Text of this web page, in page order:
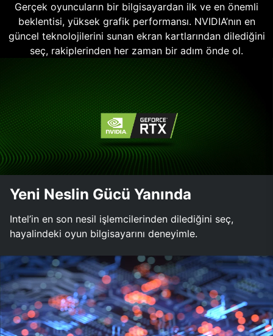
Gerçek oyuncuların bir bilgisayardan ilk ve en önemli
beklentisi, yüksek grafik performansı. NVIDIA’nın en
güncel teknolojilerini sunan ekran kartlarından dilediğini
seç, rakiplerinden her zaman bir adım önde ol.
Yeni Neslin Gücü Yanında
Intel’in en son nesil işlemcilerinden dilediğini seç,
hayalindeki oyun bilgisayarını deneyimle.